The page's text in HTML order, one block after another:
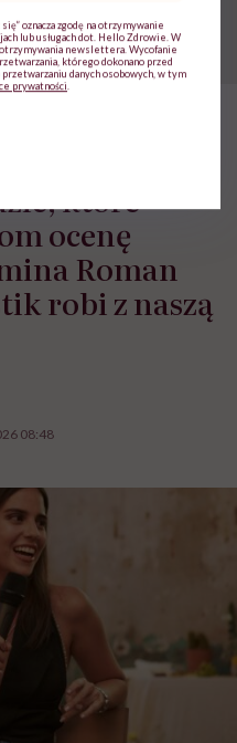
które
ocenę
Roman
robi z naszą
08:48
oznacza zgodę na otrzymywanie
lub usługach dot. Hello Zdrowie. W
newslettera. Wycofanie
którego dokonano przed
danych osobowych, w tym
prywatności